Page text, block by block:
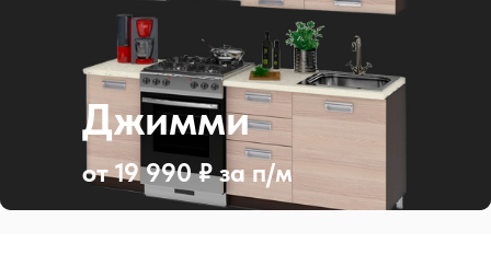
от 19 990 ₽ за п/м
Джимми